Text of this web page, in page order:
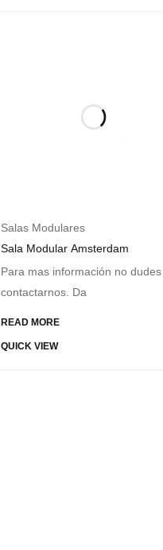
Salas Modulares
Sala Modular Amsterdam
Para mas información no dudes
contactarnos. Da
READ MORE
QUICK VIEW